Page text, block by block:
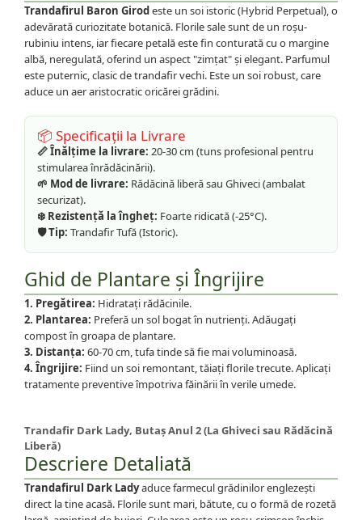
Trandafirul Baron Girodeste un soi istoric (Hybrid Perpetual), o
adevărată curiozitate botanică. Florile sale sunt de un roșu-
rubiniu intens, iar fiecare petală este fin conturată cu o margine
albă, neregulată, oferind un aspect "zimțat" și elegant. Parfumul
este puternic, clasic de trandafir vechi. Este un soi robust, care
aduce un aer aristocratic oricărei grădini.
📦 Specificații la Livrare
📏 Înălțime la livrare: 20-30 cm (tuns profesional pentru
stimularea înrădăcinării).
🌱 Mod de livrare: Rădăcină liberă sau Ghiveci (ambalat
securizat).
❄️ Rezistență la îngheț: Foarte ridicată (-25°C).
🛡️ Tip: Trandafir Tufă (Istoric).
Ghid de Plantare și Îngrijire
1. Pregătirea: Hidratați rădăcinile.
2. Plantarea: Preferă un sol bogat în nutrienți. Adăugați
compost în groapa de plantare.
3. Distanța: 60-70 cm, tufa tinde să fie mai voluminoasă.
4. Îngrijire: Fiind un soi remontant, tăiați florile trecute. Aplicați
tratamente preventive împotriva făinării în verile umede.
Trandafir Dark Lady, Butaș Anul 2 (La Ghiveci sau Rădăcină
Liberă)
Descriere Detaliată
Trandafirul Dark Ladyaduce farmecul grădinilor englezești
direct la tine acasă. Florile sunt mari, bătute, cu o formă de rozetă